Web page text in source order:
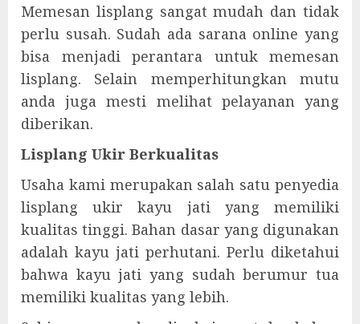
Memesan lisplang sangat mudah dan tidak
perlu susah. Sudah ada sarana online yang
bisa menjadi perantara untuk memesan
lisplang. Selain memperhitungkan mutu
anda juga mesti melihat pelayanan yang
diberikan.
Lisplang Ukir Berkualitas
Usaha kami merupakan salah satu penyedia
lisplang ukir kayu jati yang memiliki
kualitas tinggi. Bahan dasar yang digunakan
adalah kayu jati perhutani. Perlu diketahui
bahwa kayu jati yang sudah berumur tua
memiliki kualitas yang lebih.